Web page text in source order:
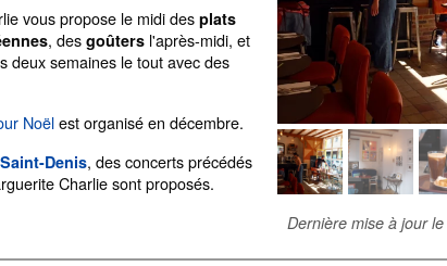
vous propose le midi des plats
, des goûters l'après-midi, et
deux semaines le tout avec des
Noëlest organisé en décembre.
Denis, des concerts précédés
Charlie sont proposés.
Dernière mise à jour le